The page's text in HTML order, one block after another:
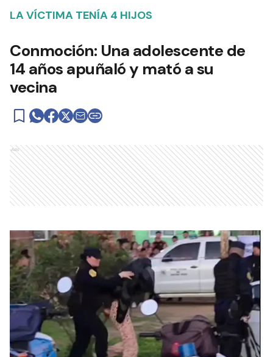
LA VÍCTIMA TENÍA 4 HIJOS
Conmoción: Una adolescente de
14 años apuñaló y mató a su
vecina
Ads